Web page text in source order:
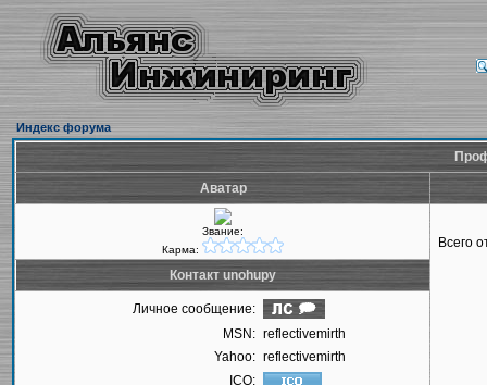
Индекс форума
Аватар
Звание:
Карма:
Всего
Контакт unohupy
Личное сообщение:
MSN: reflectivemirth
Yahoo: reflectivemirth
ICQ: